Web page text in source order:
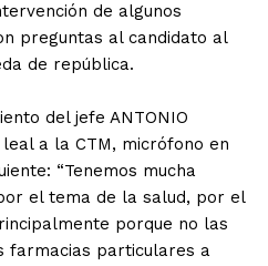
de algunos
preguntas al candidato al
de república.
del jefe ANTONIO
leal a la CTM, micrófono en
“Tenemos mucha
el tema de la salud, por el
porque no las
farmacias particulares a